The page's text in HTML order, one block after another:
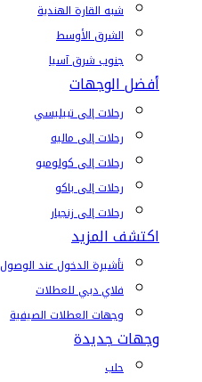
شبه القارة الهندية
الشرق الأوسط
جنوب شرق آسيا
أفضل الوجهات
رحلات إلى تبيليسي
رحلات إلى ماليه
رحلات إلى كولومبو
رحلات إلى باكو
رحلات إلى زنجبار
اكتشف المزيد
تأشيرة الدخول عند الوصول
فلاي دبي للعطلات
وجهات العطلات الصيفية
وجهات جديدة
حلب